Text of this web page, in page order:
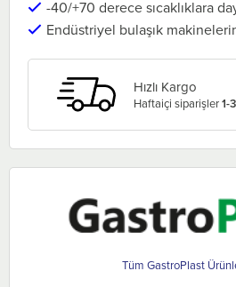
-40/+70 derece sıcaklıklara
Endüstriyel bulaşık
Hızlı Kargo
Haftaiçi siparişler1-
GastroPlast